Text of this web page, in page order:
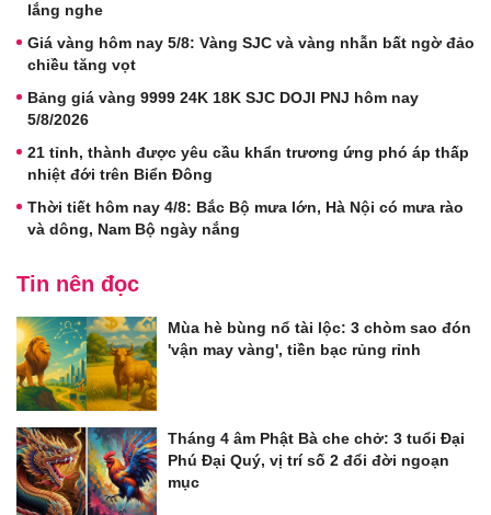
lắng nghe
Giá vàng hôm nay 5/8: Vàng SJC và vàng nhẫn bất ngờ đảo
chiều tăng vọt
Bảng giá vàng 9999 24K 18K SJC DOJI PNJ hôm nay
5/8/2026
21 tỉnh, thành được yêu cầu khẩn trương ứng phó áp thấp
nhiệt đới trên Biển Đông
Thời tiết hôm nay 4/8: Bắc Bộ mưa lớn, Hà Nội có mưa rào
và dông, Nam Bộ ngày nắng
Tin nên đọc
Mùa hè bùng nổ tài lộc: 3 chòm sao đón
'vận may vàng', tiền bạc rủng rỉnh
Tháng 4 âm Phật Bà che chở: 3 tuổi Đại
Phú Đại Quý, vị trí số 2 đổi đời ngoạn
mục